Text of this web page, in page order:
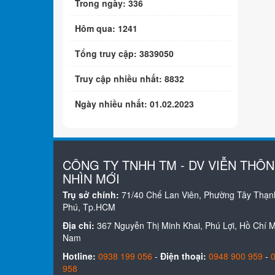
Trong ngày: 336
Hôm qua: 1241
Tổng truy cập: 3839050
Truy cập nhiều nhất: 8832
Ngày nhiều nhất: 01.02.2023
CÔNG TY TNHH TM - DV VIỄN
NHÌN MỚI
Trụ sở chính: 71/40 Chế Lan Viên, Phường Tây
Phú, Tp.HCM
Địa chỉ: 367 Nguyễn Thị Minh Khai, Phú Lợi, Hồ Chí
Nam
Hotline: 0938 199 056 - Điện thoại: 0948 900 959 -
958